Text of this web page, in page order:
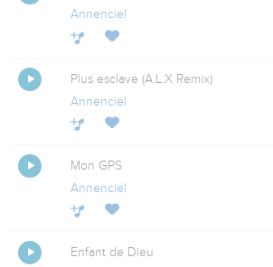
Annenciel
Plus esclave (A.L.X Remix)
Annenciel
Mon GPS
Annenciel
Enfant de Dieu